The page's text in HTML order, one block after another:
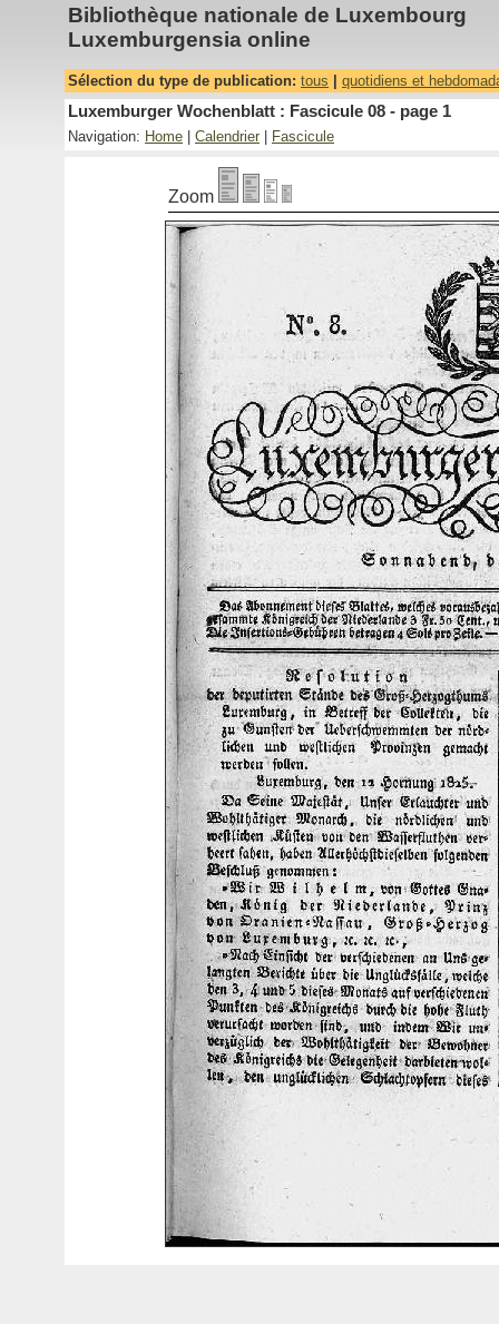
Bibliothèque nationale de Luxembourg
Luxemburgensia online
Sélection du type de publication: tous quotidiens et
Luxemburger Wochenblatt : Fascicule 08 - page 1
Navigation: Home Calendrier Fascicule
Zoom